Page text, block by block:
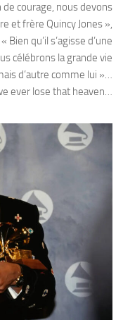
courage, nous devons
et frère Quincy Jones »,
qu’il s’agisse d’une
célébrons la grande vie
d’autre comme lui »…
ever lose that heaven…